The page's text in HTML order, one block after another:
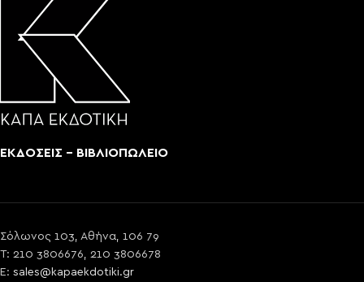
ΕΚΔΟΣΕΙΣ - ΒΙΒΛΙΟΠΩΛΕΙΟ
Σόλωνος 103, Αθήνα, 106 79
T: 210 3806676, 210 3806678
E: sales@kapaekdotiki.gr